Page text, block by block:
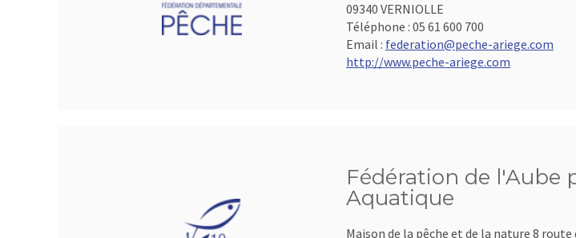
09340 VERNIOLLE
Téléphone : 05 61 600 700
Email : federation@peche-ariege.com
http://www.peche-ariege.com
Fédération de l'Aube
Aquatique
Maison de la pêche et de la nature 8